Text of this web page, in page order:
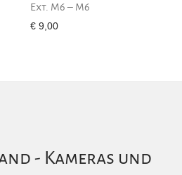
Ext. M6 – M6
€ 9,00
- Kameras und